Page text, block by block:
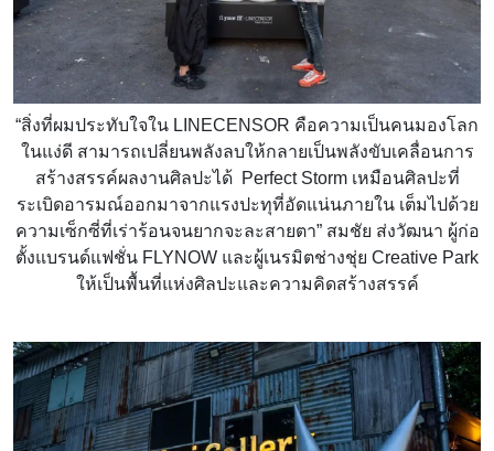
“สิ่งที่ผมประทับใจใน LINECENSOR คือความเป็นคนมองโลก
ในแง่ดี สามารถเปลี่ยนพลังลบให้กลายเป็นพลังขับเคลื่อนการ
สร้างสรรค์ผลงานศิลปะได้ Perfect Storm เหมือนศิลปะที่
ระเบิดอารมณ์ออกมาจากแรงปะทุที่อัดแน่นภายใน เต็มไปด้วย
ความเซ็กซี่ที่เร่าร้อนจนยากจะละสายตา” สมชัย ส่งวัฒนา ผู้ก่อ
ตั้งแบรนด์แฟชั่น FLYNOW และผู้เนรมิตช่างชุ่ย Creative Park
ให้เป็นพื้นที่แห่งศิลปะและความคิดสร้างสรรค์